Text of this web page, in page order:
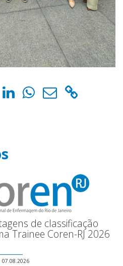
de classificação
Trainee Coren-RJ 2026
07.08.2026